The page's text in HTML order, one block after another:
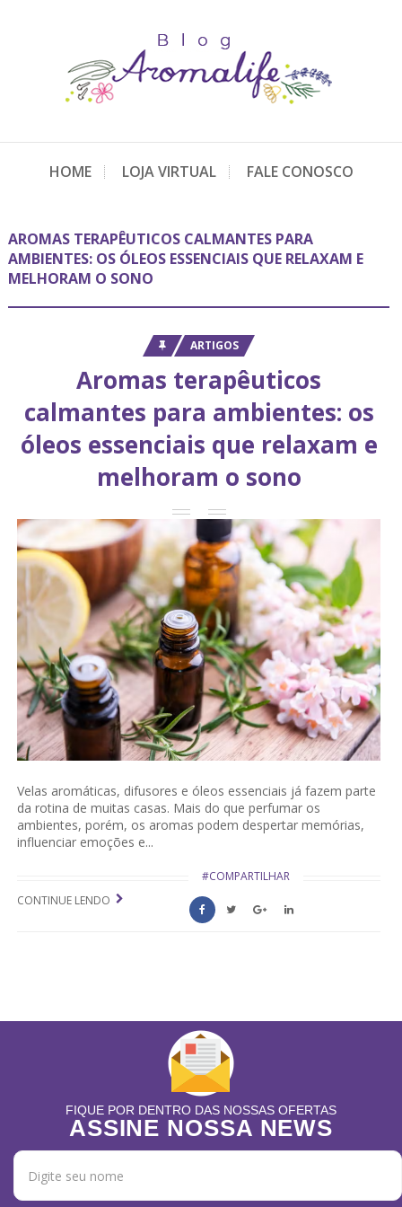
HOME LOJA VIRTUAL FALE CONOSCO
AROMAS TERAPÊUTICOS CALMANTES PARA
AMBIENTES: OS ÓLEOS ESSENCIAIS QUE RELAXAM E
MELHORAM O SONO
ARTIGOS
Aromas terapêuticos
calmantes para ambientes: os
óleos essenciais que relaxam e
melhoram o sono
Velas aromáticas, difusores e óleos essenciais já fazem parte
da rotina de muitas casas. Mais do que perfumar os
ambientes, porém, os aromas podem despertar memórias,
influenciar emoções e...
CONTINUE LENDO
#COMPARTILHAR
FIQUE POR DENTRO DAS NOSSAS OFERTAS
ASSINE NOSSA NEWS